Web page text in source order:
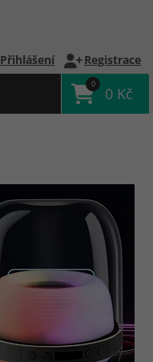
Přihlášení Registrace
0
0 Kč